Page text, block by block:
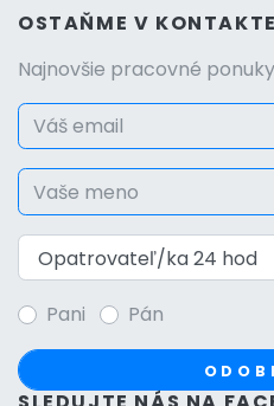
OSTAŇME V KONTAKTE
Najnovšie pracovné
Pani Pán